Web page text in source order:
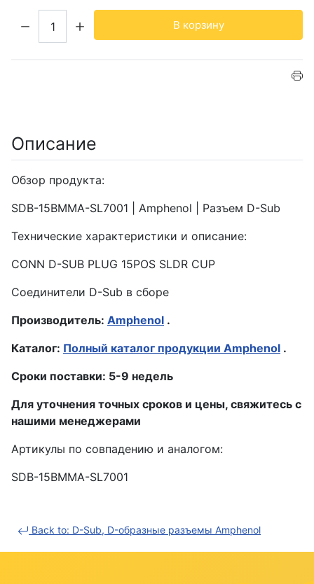
В корзину
Описание
Обзор продукта:
SDB-15BMMA-SL7001 | Amphenol | Разъем D-Sub
Технические характеристики и описание:
CONN D-SUB PLUG 15POS SLDR CUP
Соединители D-Sub в сборе
Производитель: Amphenol .
Каталог: Полный каталог продукции Amphenol .
Сроки поставки: 5-9 недель
Для уточнения точных сроков и цены, свяжитесь с
нашими менеджерами
Артикулы по совпадению и аналогом:
SDB-15BMMA-SL7001
Back to: D-Sub, D-образные разъемы Amphenol